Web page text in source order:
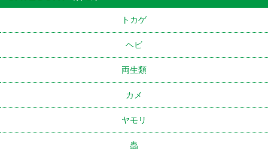
トカゲ
ヘビ
両生類
カメ
ヤモリ
蟲